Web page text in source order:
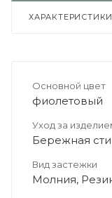
ХАРАКТЕРИСТИКИ
Основной цвет
фиолетовый
Уход за
Бережная
Вид застежки
Молния,